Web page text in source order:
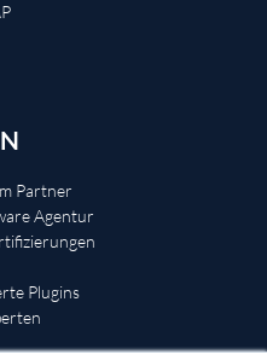
Partner
Agentur
Plugins